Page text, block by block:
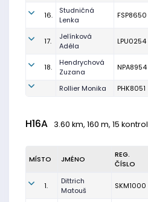
16.
Studničná
Lenka
FSP8650
17.
Jelínková
Adéla
LPU0254
18.
Hendrychová
Zuzana
NPA8954
Rollier Monika PHK8051
H16A 3.60 km, 160 m, 15 kontrol
MÍSTO JMÉNO
REG.
ČÍSLO
1.
Dittrich
Matouš
SKM1000